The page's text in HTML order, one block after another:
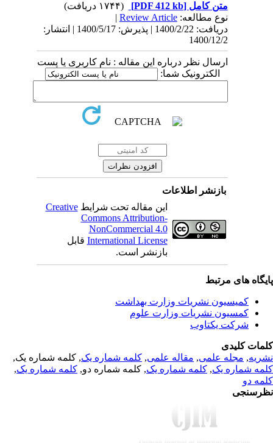
متن کامل[PDF 412 kb]
نوع مطالعه:Review Article
|
دریافت: 1400/2/22 | پذیرش: 1400/5/17 | انتشار:
1400/12/2
ارسال نظر درباره این مقاله : نام کاربری یا پست
الکترونیک شما:
بازنشر اطلاعات
این مقاله تحت شرایطCreative
Commons Attribution-
NonCommercial 4.0
International Licenseقابل
بازنشر است.
های مرتبط
کمیسیون نشریات وزارت بهداشت
کمسیون نشریات وزارت علوم
شرکت یکتاوب
کلیدی
,مجله علمی, مقاله علمی, کلمه شماره یک, کلمه شماره یک,
شماره یک,کلمه شماره یک, کلمه شماره دو,کلمه شماره یک,
دو